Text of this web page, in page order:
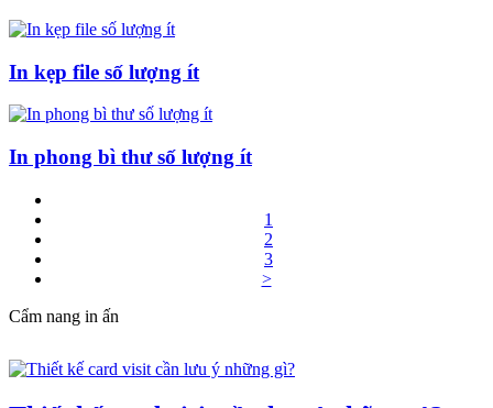
In kẹp file số lượng ít
In phong bì thư số lượng ít
1
2
3
>
Cẩm nang in ấn